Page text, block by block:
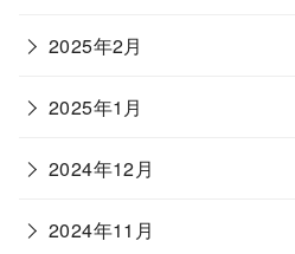
2025年2月
2025年1月
2024年12月
2024年11月